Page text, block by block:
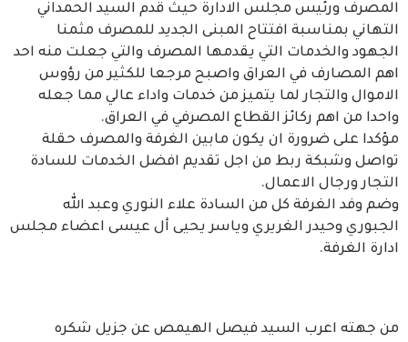
المصرف ورئيس مجلس الادارة حيث قدم السيد الحمداني
التهاني بمناسبة افتتاح المبنى الجديد للمصرف مثمنا
الجهود والخدمات التي يقدمها المصرف والتي جعلت منه احد
اهم المصارف في العراق واصبح مرجعا للكثير من رؤوس
الاموال والتجار لما يتميز من خدمات واداء عالي مما جعله
واحدا من اهم ركائز القطاع المصرفي في العراق.
مؤكدا على ضرورة ان يكون مابين الغرفة والمصرف حقلة
تواصل وشبكة ربط من اجل تقديم افضل الخدمات للسادة
التجار ورجال الاعمال.
وضم وفد الغرفة كل من السادة علاء النوري وعبد الله
الجبوري وحيدر الغريري وياسر يحيى أل عيسى اعضاء مجلس
ادارة الغرفة.
من جهته اعرب السيد فيصل الهيمص عن جزيل شكره